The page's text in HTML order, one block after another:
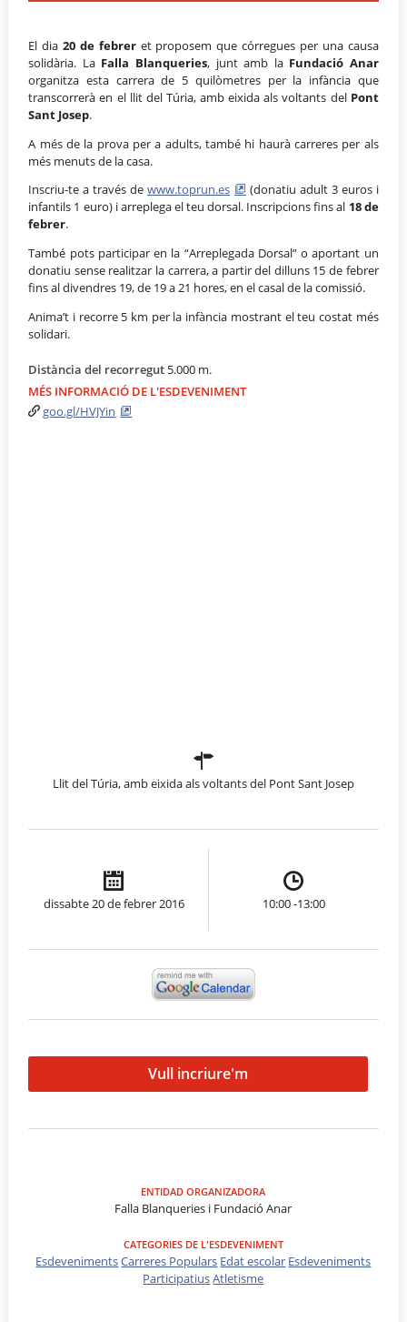
El dia20 de febreret proposem que córregues per una causa
solidària. La Falla Blanqueries, junt amb la Fundació Anar
organitza esta carrera de 5 quilòmetres per la infància que
transcorrerà en el llit del Túria, amb eixida als voltants del Pont
Sant Josep.
A més de la prova per a adults, també hi haurà carreres per als
més menuts de la casa.
Inscriu-te a través dewww.toprun.es
(donatiu adult 3 euros i
infantils 1 euro) i arreplega el teu dorsal. Inscripcions fins al 18 de
febrer.
També pots participar en la “Arreplegada Dorsal” o aportant un
donatiu sense realitzar la carrera, a partir del dilluns 15 de febrer
fins al divendres 19, de 19 a 21 hores, en el casal de la comissió.
Anima’t i recorre 5 km per la infància mostrant el teu costat més
solidari.
Distància del recorregut 5.000 m.
MÉS INFORMACIÓ DE L'ESDEVENIMENT
goo.gl/HVJYin
Llit del Túria, amb eixida als voltants del Pont Sant Josep
dissabte 20 de febrer 2016 10:00 -13:00
Vull incriure'm
ENTIDAD ORGANIZADORA
Falla Blanqueries i Fundació Anar
CATEGORIES DE L'ESDEVENIMENT
EsdevenimentsCarreres Populars Edat escolar Esdeveniments
ParticipatiusAtletisme